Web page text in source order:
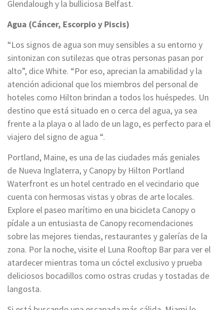
Glendalough y la bulliciosa Belfast.
Agua (Cáncer, Escorpio y Piscis)
“Los signos de agua son muy sensibles a su entorno y
sintonizan con sutilezas que otras personas pasan por
alto”, dice White. “Por eso, aprecian la amabilidad y la
atención adicional que los miembros del personal de
hoteles como Hilton brindan a todos los huéspedes. Un
destino que está situado en o cerca del agua, ya sea
frente a la playa o al lado de un lago, es perfecto para el
viajero del signo de agua “.
Portland, Maine, es una de las ciudades más geniales
de Nueva Inglaterra, y Canopy by Hilton Portland
Waterfront es un hotel centrado en el vecindario que
cuenta con hermosas vistas y obras de arte locales.
Explore el paseo marítimo en una bicicleta Canopy o
pídale a un entusiasta de Canopy recomendaciones
sobre las mejores tiendas, restaurantes y galerías de la
zona. Por la noche, visite el Luna Rooftop Bar para ver el
atardecer mientras toma un cóctel exclusivo y prueba
deliciosos bocadillos como ostras crudas y tostadas de
langosta.